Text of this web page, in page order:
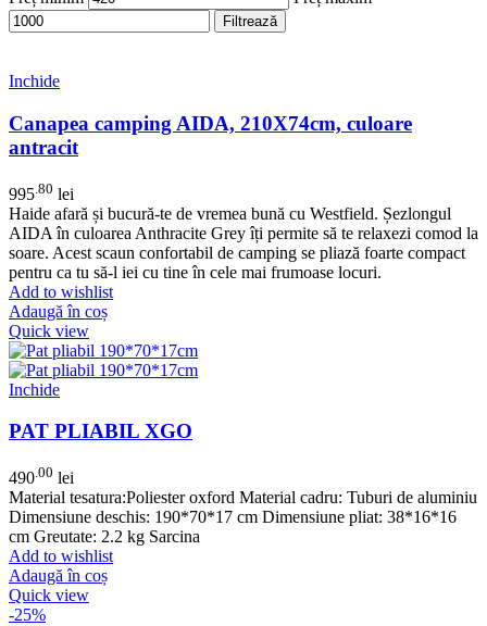
Filtrează
Inchide
Canapea camping AIDA, 210X74cm, culoare
antracit
995 .80 lei
Haide afară și bucură-te de vremea bună cu Westfield. Șezlongul
AIDA în culoarea Anthracite Grey îți permite să te relaxezi comod la
soare. Acest scaun confortabil de camping se pliază foarte compact
pentru ca tu să-l iei cu tine în cele mai frumoase locuri.
Add to wishlist
Adaugă în coș
Quick view
Inchide
PAT PLIABIL XGO
490.00 lei
Material tesatura:Poliester oxford Material cadru: Tuburi de aluminiu
Dimensiune deschis: 190*70*17 cm Dimensiune pliat: 38*16*16
cm Greutate: 2.2 kg Sarcina
Add to wishlist
Adaugă în coș
Quick view
-25%